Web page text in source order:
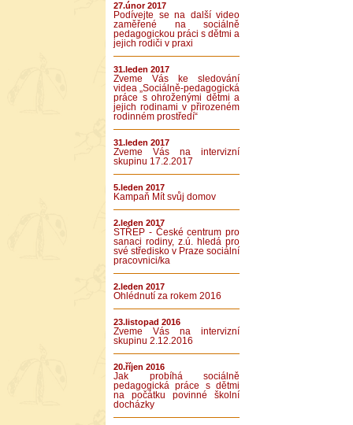
27.únor 2017
Podívejte se na další video
zaměřené na sociálně
pedagogickou práci s dětmi a
jejich rodiči v praxi
31.leden 2017
Zveme Vás ke sledování
videa „Sociálně-pedagogická
práce s ohroženými dětmi a
jejich rodinami v přirozeném
rodinném prostředí“
31.leden 2017
Zveme Vás na intervizní
skupinu 17.2.2017
5.leden 2017
Kampaň Mít svůj domov
2.leden 2017
STŘEP - České centrum pro
sanaci rodiny, z.ú. hledá pro
své středisko v Praze sociální
pracovnici/ka
2.leden 2017
Ohlédnutí za rokem 2016
23.listopad 2016
Zveme Vás na intervizní
skupinu 2.12.2016
20.říjen 2016
Jak probíhá sociálně
pedagogická práce s dětmi
na počátku povinné školní
docházky